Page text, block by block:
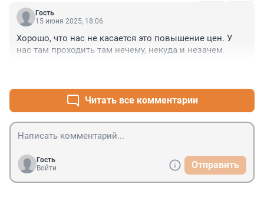
Гость
15 июня 2025, 18:06
Хорошо, что нас не касается это повышение цен. У
нас там проходить там нечему, некуда и незачем.
Читать все комментарии
Гость
Войти
Отправить